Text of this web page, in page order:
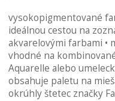
na
začiatok
galérie
obrázkov
vysokopigmentované
ideálnou cestou na
akvarelovými farbami •
vhodné na
Aquarelle alebo
obsahuje paletu na
okrúhly štetec značky